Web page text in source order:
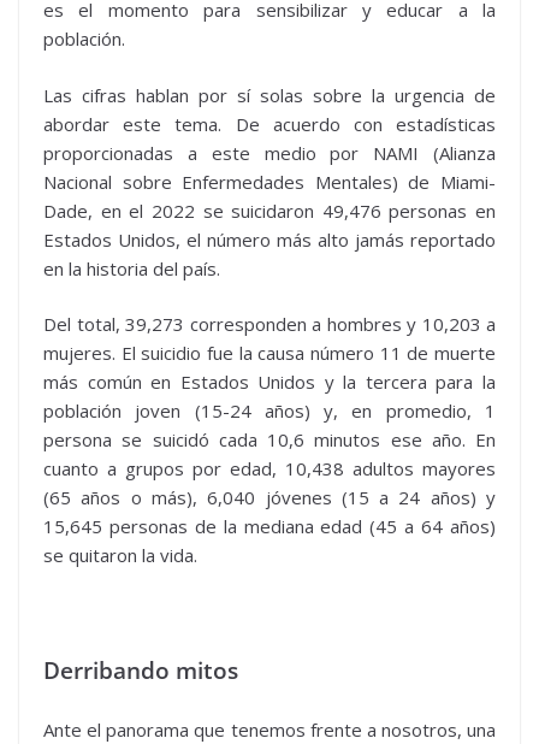
es el momento para sensibilizar y educar a la
población.
Las cifras hablan por sí solas sobre la urgencia de
abordar este tema. De acuerdo con estadísticas
proporcionadas a este medio por NAMI (Alianza
Nacional sobre Enfermedades Mentales) de Miami-
Dade, en el 2022 se suicidaron 49,476 personas en
Estados Unidos, el número más alto jamás reportado
en la historia del país.
Del total, 39,273 corresponden a hombres y 10,203 a
mujeres. El suicidio fue la causa número 11 de muerte
más común en Estados Unidos y la tercera para la
población joven (15-24 años) y, en promedio, 1
persona se suicidó cada 10,6 minutos ese año. En
cuanto a grupos por edad, 10,438 adultos mayores
(65 años o más), 6,040 jóvenes (15 a 24 años) y
15,645 personas de la mediana edad (45 a 64 años)
se quitaron la vida.
Derribando mitos
Ante el panorama que tenemos frente a nosotros, una